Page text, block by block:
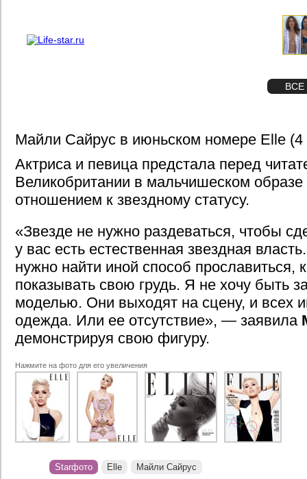
ВСЕ
Майли Сайрус в июньском номере Elle
Актриса и певица предстала перед
Великобритании в мальчишеском
отношением к звездному статусу.
«Звезде не нужно раздеваться, чтобы
у вас есть естественная звездная
нужно найти иной способ прославиться,
показывать свою грудь. Я не хочу быть
моделью. Они выходят на сцену, и всех
одежда. Или ее отсутствие», — заявила
демонстрируя свою фигуру.
Нажмите на фото для его увеличения
Starфото Elle Майли Сайрус